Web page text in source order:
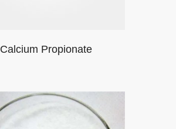
Calcium Propionate